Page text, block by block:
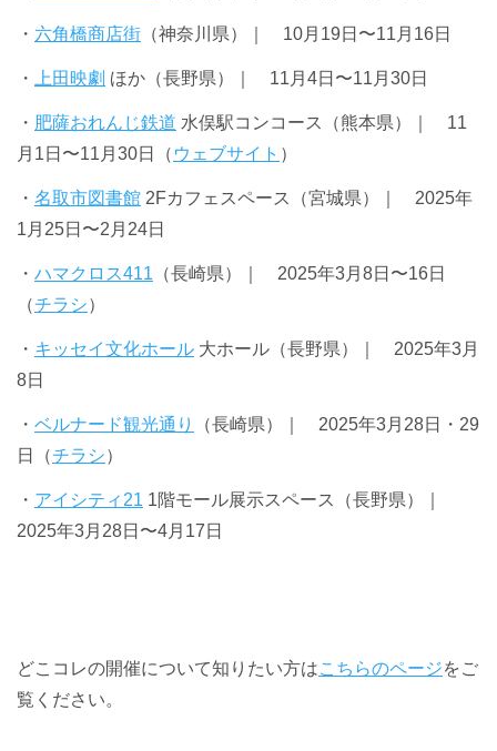
・ 六角橋商店街 （神奈川県）｜ 10月19日〜11月16日
・ 上田映劇 ほか（長野県）｜ 11月4日〜11月30日
・ 肥薩おれんじ鉄道 水俣駅コンコース（熊本県）｜ 11
月1日〜11月30日（ ウェブサイト ）
・ 名取市図書館 2Fカフェスペース（宮城県）｜ 2025年
1月25日〜2月24日
・ ハマクロス411 （長崎県）｜ 2025年3月8日〜16日
（チラシ）
・ キッセイ文化ホール 大ホール（長野県）｜ 2025年3月
8日
・ ベルナード観光通り
（長崎県）｜ 2025年3月28日・29
日（チラシ）
・ アイシティ21 1階モール展示スペース（長野県）｜
2025年3月28日〜4月17日
どこコレの開催について知りたい方はこちらのページをご
覧ください。